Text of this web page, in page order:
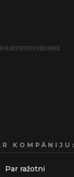
KOMPĀNIJU:
Par ražotni